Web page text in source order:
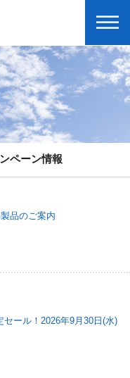
ペーン情報
品のご案内
セール！2026年9月30日(水)